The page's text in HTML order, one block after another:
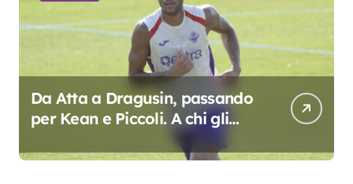
Da Atta a Dragusin, passando
per Kean e Piccoli. A chi gli
oscar del precampionato?